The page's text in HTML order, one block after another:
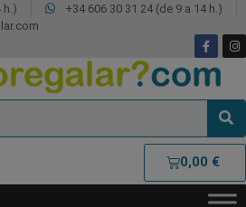
h.)
+34 606 30 31 24 (de 9 a 14 h.)
0,00 €